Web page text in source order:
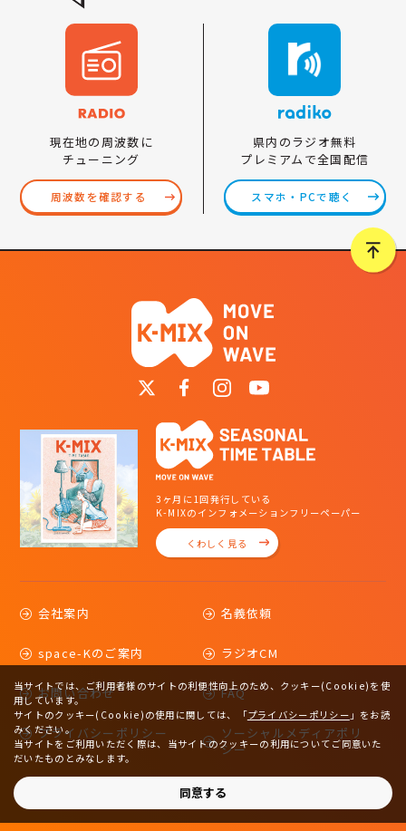
現在地の周波数に
チューニング
周波数を確認する
県内のラジオ無料
プレミアムで全国配信
スマホ・PCで聴く
3ヶ月に1回発行している
K-MIXのインフォメーションフリーペーパー
くわしく見る
会社案内 名義依頼
space-Kのご案内 ラジオCM
お問い合わせ FAQ
プライバシーポリシー
ソーシャルメディアポリ
シー
当サイトでは、ご利用者様のサイトの利便性向上のため、クッキー(Cookie)を使
用しています。
サイトのクッキー(Cookie)の使用に関しては、
「プライバシーポリシー 」をお読
みください。
当サイトをご利用いただく際は、当サイトのクッキーの利用についてご同意いた
だいたものとみなします。
同意する